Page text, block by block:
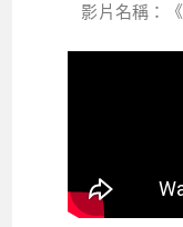
影片名稱：《